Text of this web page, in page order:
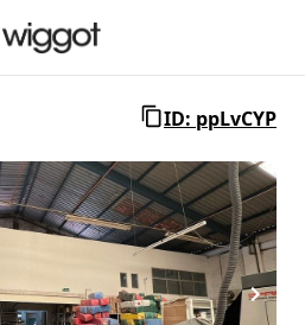
ID: ppLvCYP